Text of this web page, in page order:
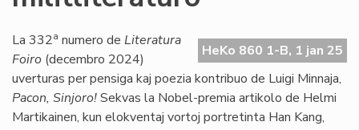
HeKo 860 1-B, 1 jan 25
La 332a numero de Literatura
Foiro (decembro 2024)
uverturas per pensiga kaj poezia kontribuo de Luigi Minnaja,
Pacon, Sinjoro!Sekvas la Nobel-premia artikolo de Helmi
Martikainen, kun elokventaj vortoj portretinta Han Kang,